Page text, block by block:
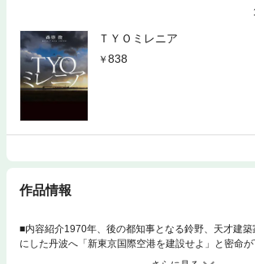
ＴＹＯミレニア
838
作品情報
■内容紹介1970年、後の都知事となる鈴野、天才建築
にした丹波へ「新東京国際空港を建設せよ」と密命
ずして江戸開府から繋がる千年都市へのかけはしとな